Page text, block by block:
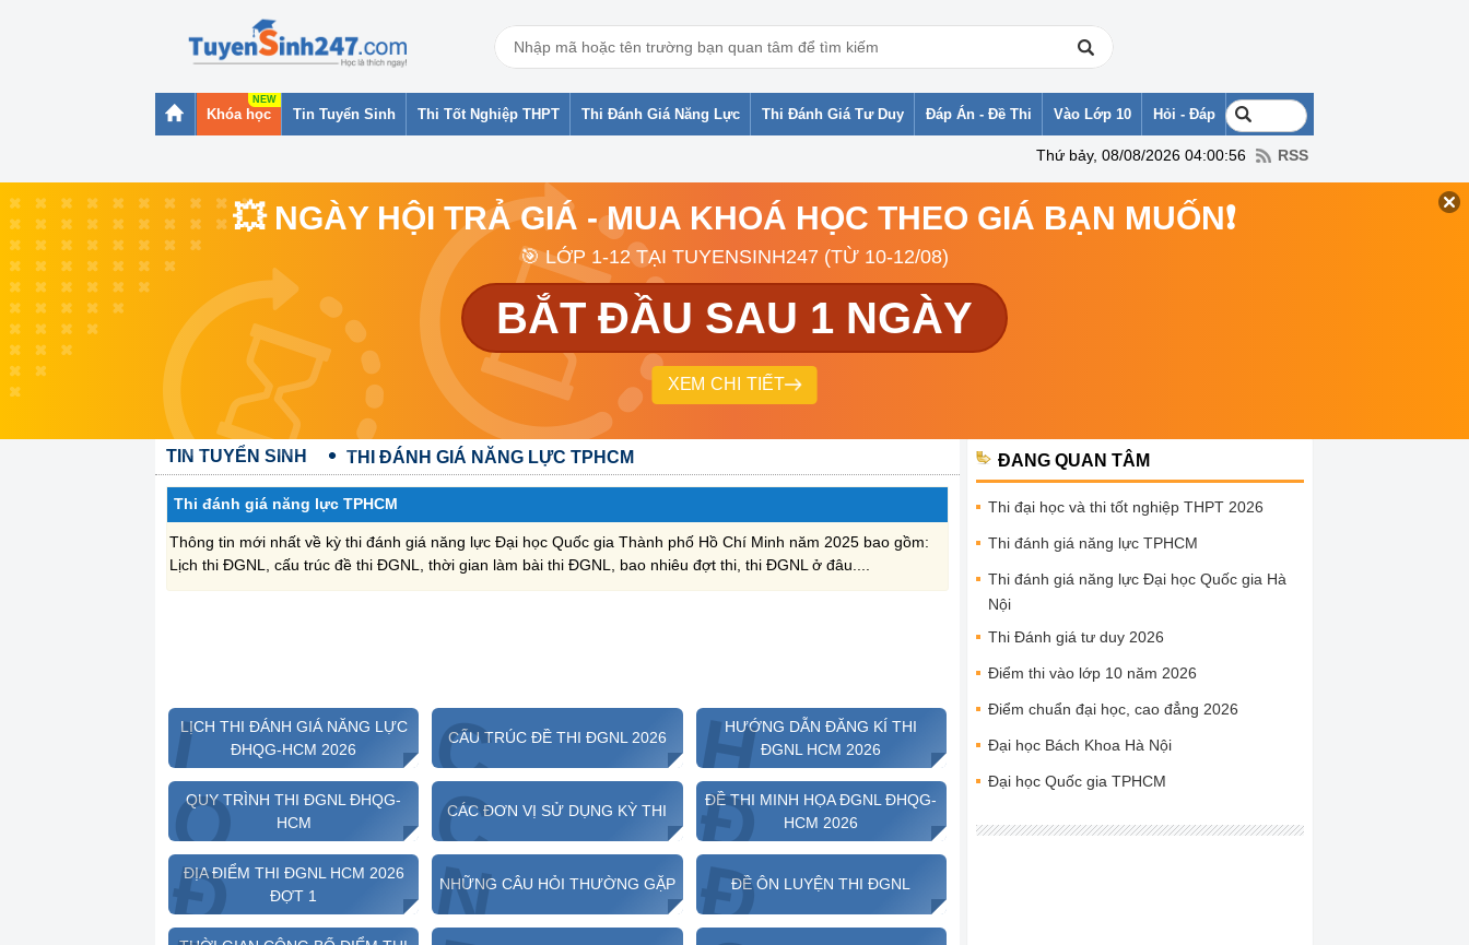
Khóa học Tin Tuyển Sinh Thi Tốt Nghiệp THPT Thi Đánh Giá Năng Lực Thi Đánh Giá Tư Duy Đáp Án - Đề Thi Vào Lớp 10 Hỏi - Đáp
Thứ bảy, 08/08/2026 04:00:56 RSS
💥 NGÀY HỘI TRẢ GIÁ - MUA KHOÁ HỌC THEO GIÁ BẠN MUỐN❗
🎯 LỚP 1-12 TẠI TUYENSINH247 (TỪ 10-12/08)
BẮT ĐẦU SAU 1 NGÀY
XEM CHI TIẾT
TIN TUYỂN SINH THI ĐÁNH GIÁ NĂNG LỰC TPHCM
Thi đánh giá năng lực TPHCM
Thông tin mới nhất về kỳ thi đánh giá năng lực Đại học Quốc gia Thành phố Hồ Chí Minh năm 2025 bao gồm:
Lịch thi ĐGNL, cấu trúc đề thi ĐGNL, thời gian làm bài thi ĐGNL, bao nhiêu đợt thi, thi ĐGNL ở đâu....
L
LỊCH THI ĐÁNH GIÁ NĂNG LỰC
ĐHQG-HCM 2026
C
CẤU TRÚC ĐỀ THI ĐGNL 2026 H
HƯỚNG DẪN ĐĂNG KÍ THI
ĐGNL HCM 2026
Q
QUY TRÌNH THI ĐGNL ĐHQG-
HCM
C
CÁC ĐƠN VỊ SỬ DỤNG KỲ THI Đ
ĐỀ THI MINH HỌA ĐGNL ĐHQG-
HCM 2026
Đ
ĐỊA ĐIỂM THI ĐGNL HCM 2026
ĐỢT 1
N
NHỮNG CÂU HỎI THƯỜNG GẶP ĐĐỀ ÔN LUYỆN THI ĐGNL
ĐANG QUAN TÂM
Thi đại học và thi tốt nghiệp THPT 2026
Thi đánh giá năng lực TPHCM
Thi đánh giá năng lực Đại học Quốc gia Hà
Nội
Thi Đánh giá tư duy 2026
Điểm thi vào lớp 10 năm 2026
Điểm chuẩn đại học, cao đẳng 2026
Đại học Bách Khoa Hà Nội
Đại học Quốc gia TPHCM